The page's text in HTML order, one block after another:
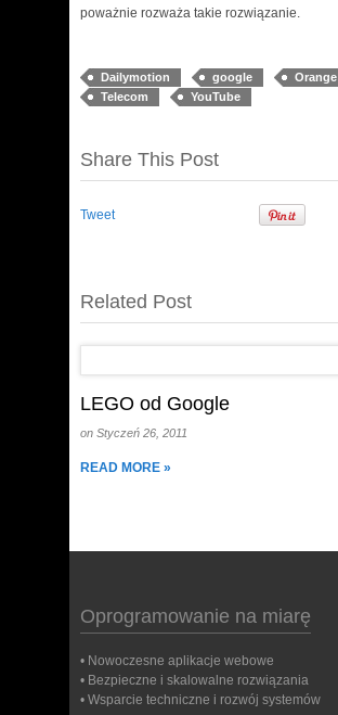
poważnie rozważa takie rozwiązanie.
Dailymotion google
Orange
Telecom
YouTube
Share This Post
Tweet
Related Post
LEGO od Google
on Styczeń 26, 2011
READ MORE »
Oprogramowanie na miarę
• Nowoczesne aplikacje webowe
• Bezpieczne i skalowalne rozwiązania
• Wsparcie techniczne i rozwój systemów